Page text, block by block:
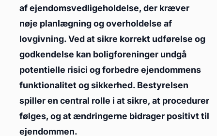
af ejendomsvedligeholdelse, der kræver
nøje planlægning og overholdelse af
lovgivning. Ved at sikre korrekt udførelse og
godkendelse kan boligforeninger undgå
potentielle risici og forbedre ejendommens
funktionalitet og sikkerhed. Bestyrelsen
spiller en central rolle i at sikre, at procedurer
følges, og at ændringerne bidrager positivt til
ejendommen.